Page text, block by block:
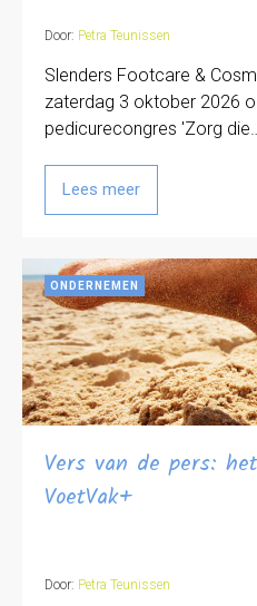
Door: Petra Teunissen
Slenders Footcare &
zaterdag 3 oktober 2026
pedicurecongres 'Zorg
Lees meer
ONDERNEMEN
Vers van de pers:
VoetVak+
Door: Petra Teunissen